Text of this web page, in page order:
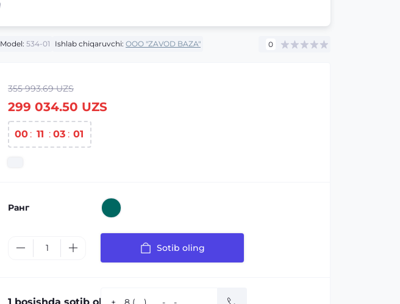
Model: 534-01 Ishlab chiqaruvchi: OOO "ZAVOD BAZA" 0
355 993.69 UZS
299 034.50 UZS
00 : 11 : 03 : 00
Ранг
Sotib oling